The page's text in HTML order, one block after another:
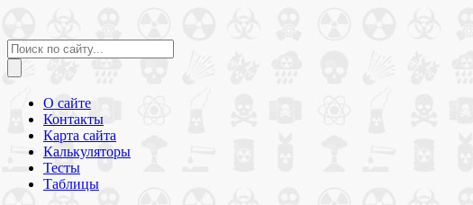
О сайте
Контакты
Карта сайта
Калькуляторы
Тесты
Таблицы